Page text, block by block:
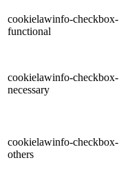
cookielawinfo-checkbox-
functional
cookielawinfo-checkbox-
necessary
cookielawinfo-checkbox-
others